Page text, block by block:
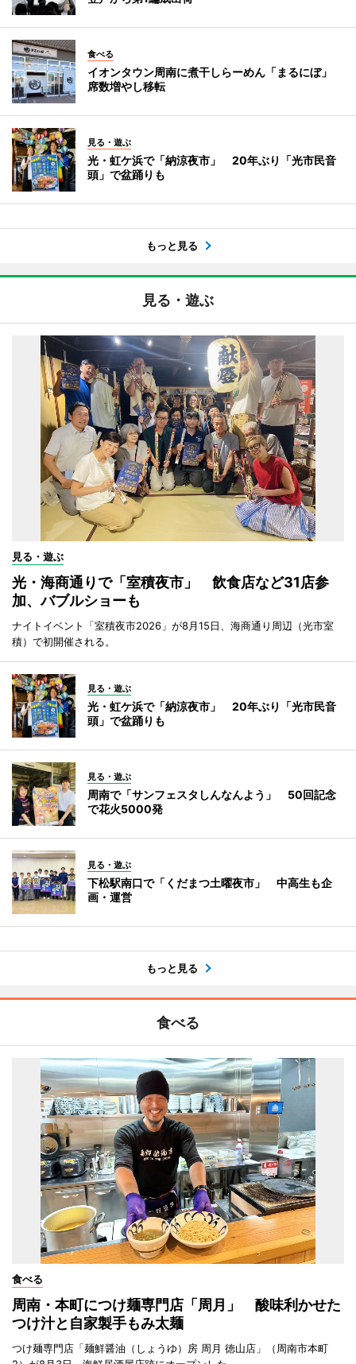
食べる
イオンタウン周南に煮干しらーめん「まるにぼ」
席数増やし移転
見る・遊ぶ
光・虹ケ浜で「納涼夜市」 20年ぶり「光市民音
頭」で盆踊りも
もっと見る
見る・遊ぶ
見る・遊ぶ
光・海商通りで「室積夜市」 飲食店など31店参
加、バブルショーも
ナイトイベント「室積夜市2026」が8月15日、海商通り周辺（光市室
積）で初開催される。
見る・遊ぶ
光・虹ケ浜で「納涼夜市」 20年ぶり「光市民音
頭」で盆踊りも
見る・遊ぶ
周南で「サンフェスタしんなんよう」 50回記念
で花火5000発
見る・遊ぶ
下松駅南口で「くだまつ土曜夜市」 中高生も企
画・運営
もっと見る
食べる
食べる
周南・本町につけ麺専門店「周月」 酸味利かせた
つけ汁と自家製手もみ太麺
つけ麺専門店「麺鮮醤油（しょうゆ）房 周月 徳山店」（周南市本町